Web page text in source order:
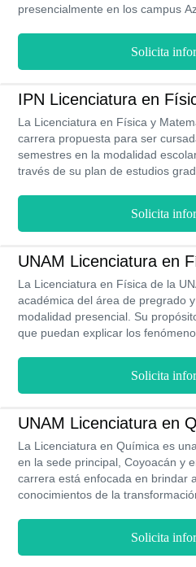
presencialmente en los campus
y las raíces que abarca para su
convertirse en profesionales
químicos usando fundamentos
Solicita
IPN Licenciatura en
La Licenciatura en Física y
carrera propuesta para ser
semestres en la modalidad
través de su plan de estudios
profesionales por un bajo costo,
becas y te da acceso a la bolsa
Solicita
UNAM Licenciatura en
La Licenciatura en Física de la
académica del área de pregrado
modalidad presencial. Su
que puedan explicar los
estudios de 9 semestres, que
aproximadamente. Un
puede llegar a percibir un sueldo
Solicita
UNAM Licenciatura en
La Licenciatura en Química es
en la sede principal, Coyoacán y
carrera está enfocada en brindar
conocimientos de la
el campo laboral, debe tomar en
profesional sin experiencia, el
Solicita